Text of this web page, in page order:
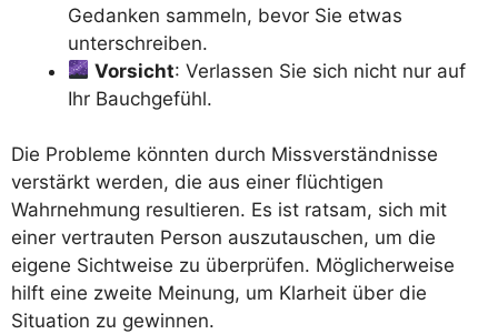
Gedanken sammeln, bevor Sie etwas
unterschreiben.
Vorsicht: Verlassen Sie sich nicht nur auf
Ihr Bauchgefühl.
Die Probleme könnten durch Missverständnisse
verstärkt werden, die aus einer flüchtigen
Wahrnehmung resultieren. Es ist ratsam, sich mit
einer vertrauten Person auszutauschen, um die
eigene Sichtweise zu überprüfen. Möglicherweise
hilft eine zweite Meinung, um Klarheit über die
Situation zu gewinnen.